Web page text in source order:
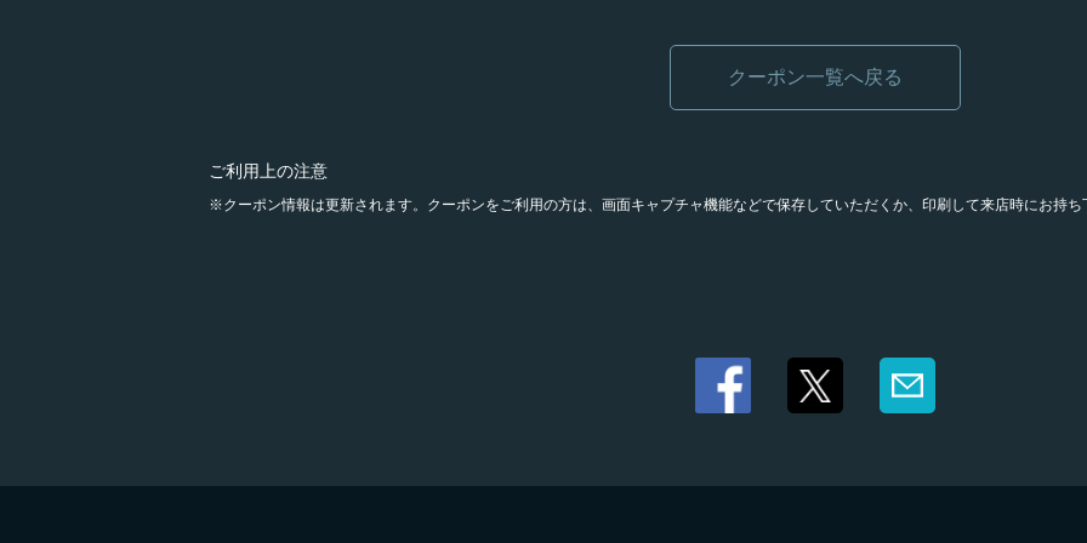
クーポン一覧へ戻る
ご利用上の注意
クーポン情報は更新されます。クーポンをご利用の方は、画面キャプチャ機能などで保存していただくか、印刷して来店時にお持ち